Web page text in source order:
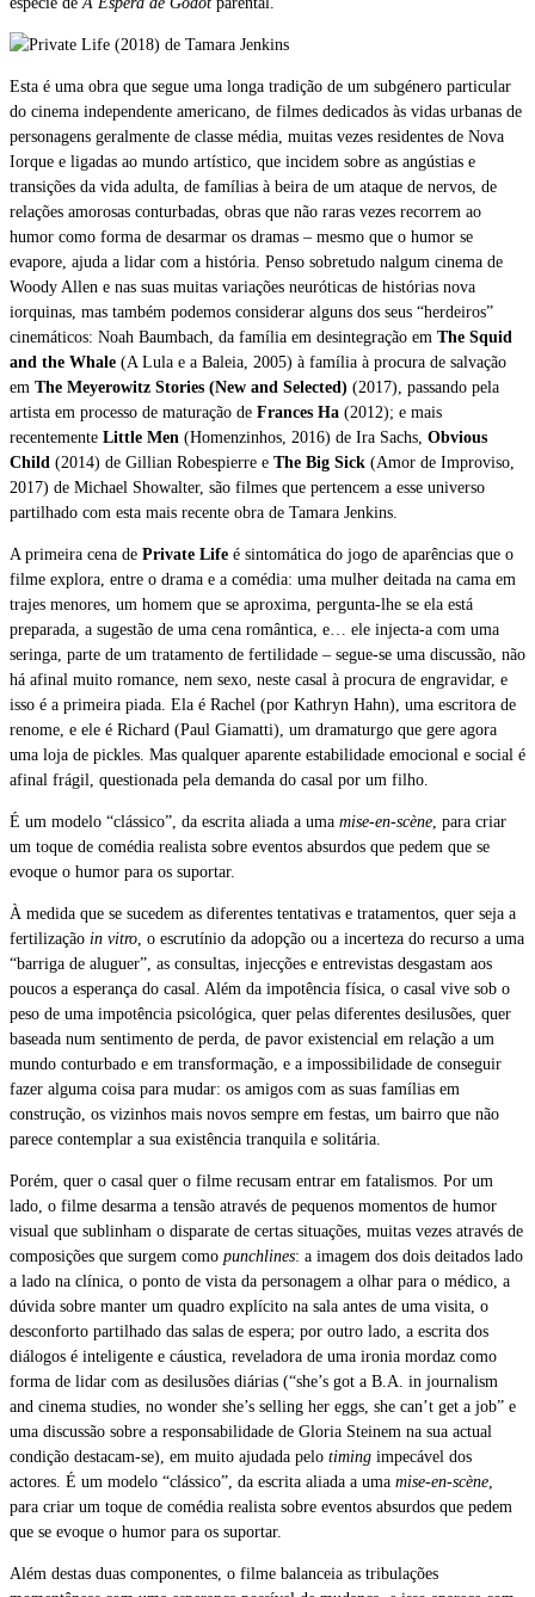
Esta é uma obra que segue uma longa tradição de um subgénero particular
do cinema independente americano, de filmes dedicados às vidas urbanas de
personagens geralmente de classe média, muitas vezes residentes de Nova
Iorque e ligadas ao mundo artístico, que incidem sobre as angústias e
transições da vida adulta, de famílias à beira de um ataque de nervos, de
relações amorosas conturbadas, obras que não raras vezes recorrem ao
humor como forma de desarmar os dramas – mesmo que o humor se
evapore, ajuda a lidar com a história. Penso sobretudo nalgum cinema de
Woody Allen e nas suas muitas variações neuróticas de histórias nova
iorquinas, mas também podemos considerar alguns dos seus “herdeiros”
cinemáticos: Noah Baumbach, da família em desintegração em The Squid
and the Whale (A Lula e a Baleia, 2005) à família à procura de salvação
em The Meyerowitz Stories (New and Selected) (2017), passando pela
artista em processo de maturação de Frances Ha (2012); e mais
recentemente Little Men (Homenzinhos, 2016) de Ira Sachs, Obvious
Child (2014) de Gillian Robespierre e The Big Sick (Amor de Improviso,
2017) de Michael Showalter, são filmes que pertencem a esse universo
partilhado com esta mais recente obra de Tamara Jenkins.
A primeira cena de Private Life é sintomática do jogo de aparências que o
filme explora, entre o drama e a comédia: uma mulher deitada na cama em
trajes menores, um homem que se aproxima, pergunta-lhe se ela está
preparada, a sugestão de uma cena romântica, e… ele injecta-a com uma
seringa, parte de um tratamento de fertilidade – segue-se uma discussão, não
há afinal muito romance, nem sexo, neste casal à procura de engravidar, e
isso é a primeira piada. Ela é Rachel (por Kathryn Hahn), uma escritora de
renome, e ele é Richard (Paul Giamatti), um dramaturgo que gere agora
uma loja de pickles. Mas qualquer aparente estabilidade emocional e social é
afinal frágil, questionada pela demanda do casal por um filho.
É um modelo “clássico”, da escrita aliada a uma mise-en-scène , para criar
um toque de comédia realista sobre eventos absurdos que pedem que se
evoque o humor para os suportar.
À medida que se sucedem as diferentes tentativas e tratamentos, quer seja a
fertilização in vitro , o escrutínio da adopção ou a incerteza do recurso a uma
“barriga de aluguer”, as consultas, injecções e entrevistas desgastam aos
poucos a esperança do casal. Além da impotência física, o casal vive sob o
peso de uma impotência psicológica, quer pelas diferentes desilusões, quer
baseada num sentimento de perda, de pavor existencial em relação a um
mundo conturbado e em transformação, e a impossibilidade de conseguir
fazer alguma coisa para mudar: os amigos com as suas famílias em
construção, os vizinhos mais novos sempre em festas, um bairro que não
parece contemplar a sua existência tranquila e solitária.
Porém, quer o casal quer o filme recusam entrar em fatalismos. Por um
lado, o filme desarma a tensão através de pequenos momentos de humor
visual que sublinham o disparate de certas situações, muitas vezes através de
composições que surgem como punchlines: a imagem dos dois deitados lado
a lado na clínica, o ponto de vista da personagem a olhar para o médico, a
dúvida sobre manter um quadro explícito na sala antes de uma visita, o
desconforto partilhado das salas de espera; por outro lado, a escrita dos
diálogos é inteligente e cáustica, reveladora de uma ironia mordaz como
forma de lidar com as desilusões diárias (“she’s got a B.A. in journalism
and cinema studies, no wonder she’s selling her eggs, she can’t get a job” e
uma discussão sobre a responsabilidade de Gloria Steinem na sua actual
condição destacam-se), em muito ajudada pelo timing impecável dos
actores. É um modelo “clássico”, da escrita aliada a uma mise-en-scène
para criar um toque de comédia realista sobre eventos absurdos que pedem
que se evoque o humor para os suportar.
Além destas duas componentes, o filme balanceia as tribulações